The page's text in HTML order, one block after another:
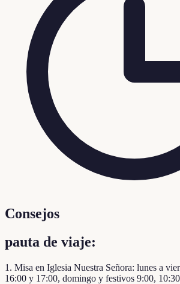
Consejos
pauta de viaje:
1. Misa en Iglesia Nuestra Señora: lunes a
16:00 y 17:00, domingo y festivos 9:00,